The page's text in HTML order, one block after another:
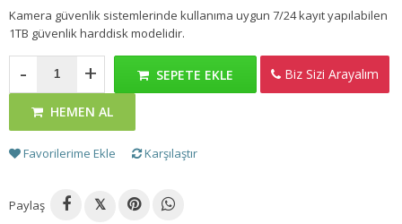
Kamera güvenlik sistemlerinde kullanıma uygun 7/24 kayıt yapılabilen
1TB güvenlik harddisk modelidir.
- + SEPETE EKLE
HEMEN AL
Favorilerime Ekle Karşılaştır
Biz Sizi Arayalım
Paylaş 𝕏